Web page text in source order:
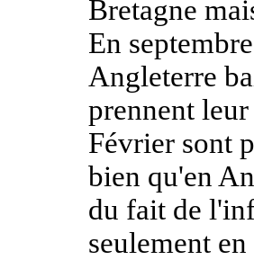
Bretagne
En
Angleterre
prennent
Février sont
bien qu'en
du fait de
seulement en